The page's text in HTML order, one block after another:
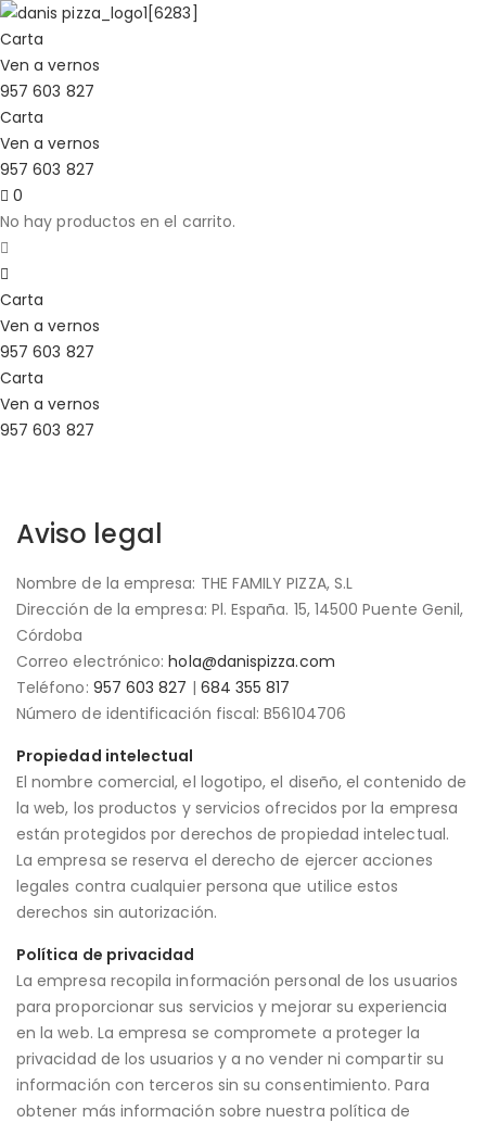
Carta
Ven a vernos
957 603 827
Carta
Ven a vernos
957 603 827
0
No hay productos en el carrito.
Carta
Ven a vernos
957 603 827
Carta
Ven a vernos
957 603 827
Aviso legal
Nombre de la empresa: THE FAMILY PIZZA, S.L
Dirección de la empresa: Pl. España. 15, 14500 Puente Genil,
Córdoba
Correo electrónico:hola@danispizza.com
Teléfono: 957 603 827 | 684 355 817
Número de identificación fiscal: B56104706
Propiedad intelectual
El nombre comercial, el logotipo, el diseño, el contenido de
la web, los productos y servicios ofrecidos por la empresa
están protegidos por derechos de propiedad intelectual.
La empresa se reserva el derecho de ejercer acciones
legales contra cualquier persona que utilice estos
derechos sin autorización.
Política de privacidad
La empresa recopila información personal de los usuarios
para proporcionar sus servicios y mejorar su experiencia
en la web. La empresa se compromete a proteger la
privacidad de los usuarios y a no vender ni compartir su
información con terceros sin su consentimiento. Para
obtener más información sobre nuestra política de